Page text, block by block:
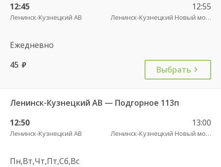
12:45
Ленинск-Кузнецкий АВ
12:55
Ленинск-Кузнецкий Новый мост
Ежедневно
45 руб. Выбрать
Ленинск-Кузнецкий АВ — Подгорное 113п
12:50
Ленинск-Кузнецкий АВ
13:00
Ленинск-Кузнецкий Новый мост
Пн,Вт,Чт,Пт,Сб,Вс